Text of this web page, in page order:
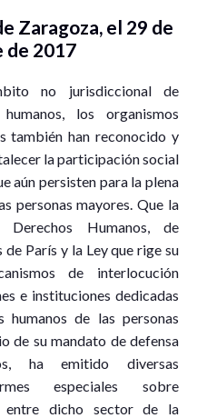
Zaragoza, el 29 de
de 2017
no jurisdiccional de
los organismos
también han reconocido y
la participación social
aún persisten para la plena
personas mayores. Que la
Humanos, de
París y la Ley que rige su
de interlocución
e instituciones dedicadas
de las personas
de su mandato de defensa
ha emitido diversas
especiales sobre
entre dicho sector de la